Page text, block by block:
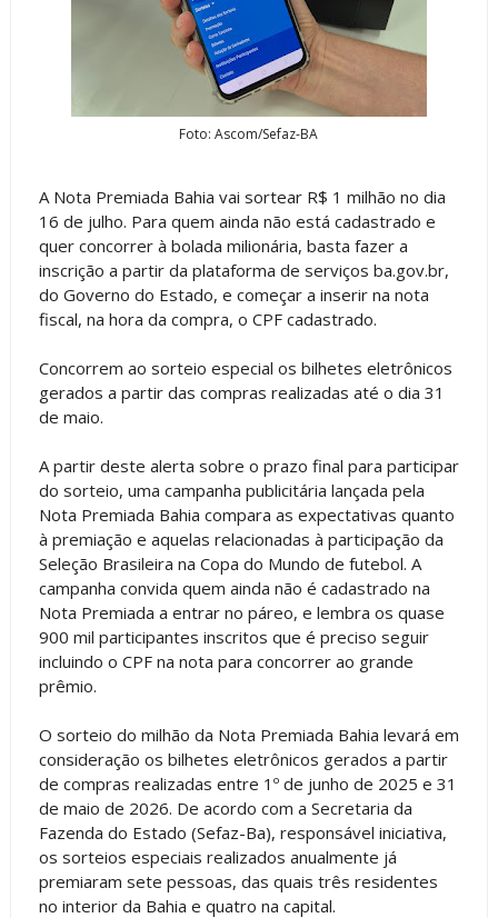
Foto: Ascom/Sefaz-BA
A Nota Premiada Bahia vai sortear R$ 1 milhão no dia
16 de julho. Para quem ainda não está cadastrado e
quer concorrer à bolada milionária, basta fazer a
inscrição a partir da plataforma de serviços ba.gov.br,
do Governo do Estado, e começar a inserir na nota
fiscal, na hora da compra, o CPF cadastrado.
Concorrem ao sorteio especial os bilhetes eletrônicos
gerados a partir das compras realizadas até o dia 31
de maio.
A partir deste alerta sobre o prazo final para participar
do sorteio, uma campanha publicitária lançada pela
Nota Premiada Bahia compara as expectativas quanto
à premiação e aquelas relacionadas à participação da
Seleção Brasileira na Copa do Mundo de futebol. A
campanha convida quem ainda não é cadastrado na
Nota Premiada a entrar no páreo, e lembra os quase
900 mil participantes inscritos que é preciso seguir
incluindo o CPF na nota para concorrer ao grande
prêmio.
O sorteio do milhão da Nota Premiada Bahia levará em
consideração os bilhetes eletrônicos gerados a partir
de compras realizadas entre 1º de junho de 2025 e 31
de maio de 2026. De acordo com a Secretaria da
Fazenda do Estado (Sefaz-Ba), responsável iniciativa,
os sorteios especiais realizados anualmente já
premiaram sete pessoas, das quais três residentes
no interior da Bahia e quatro na capital.